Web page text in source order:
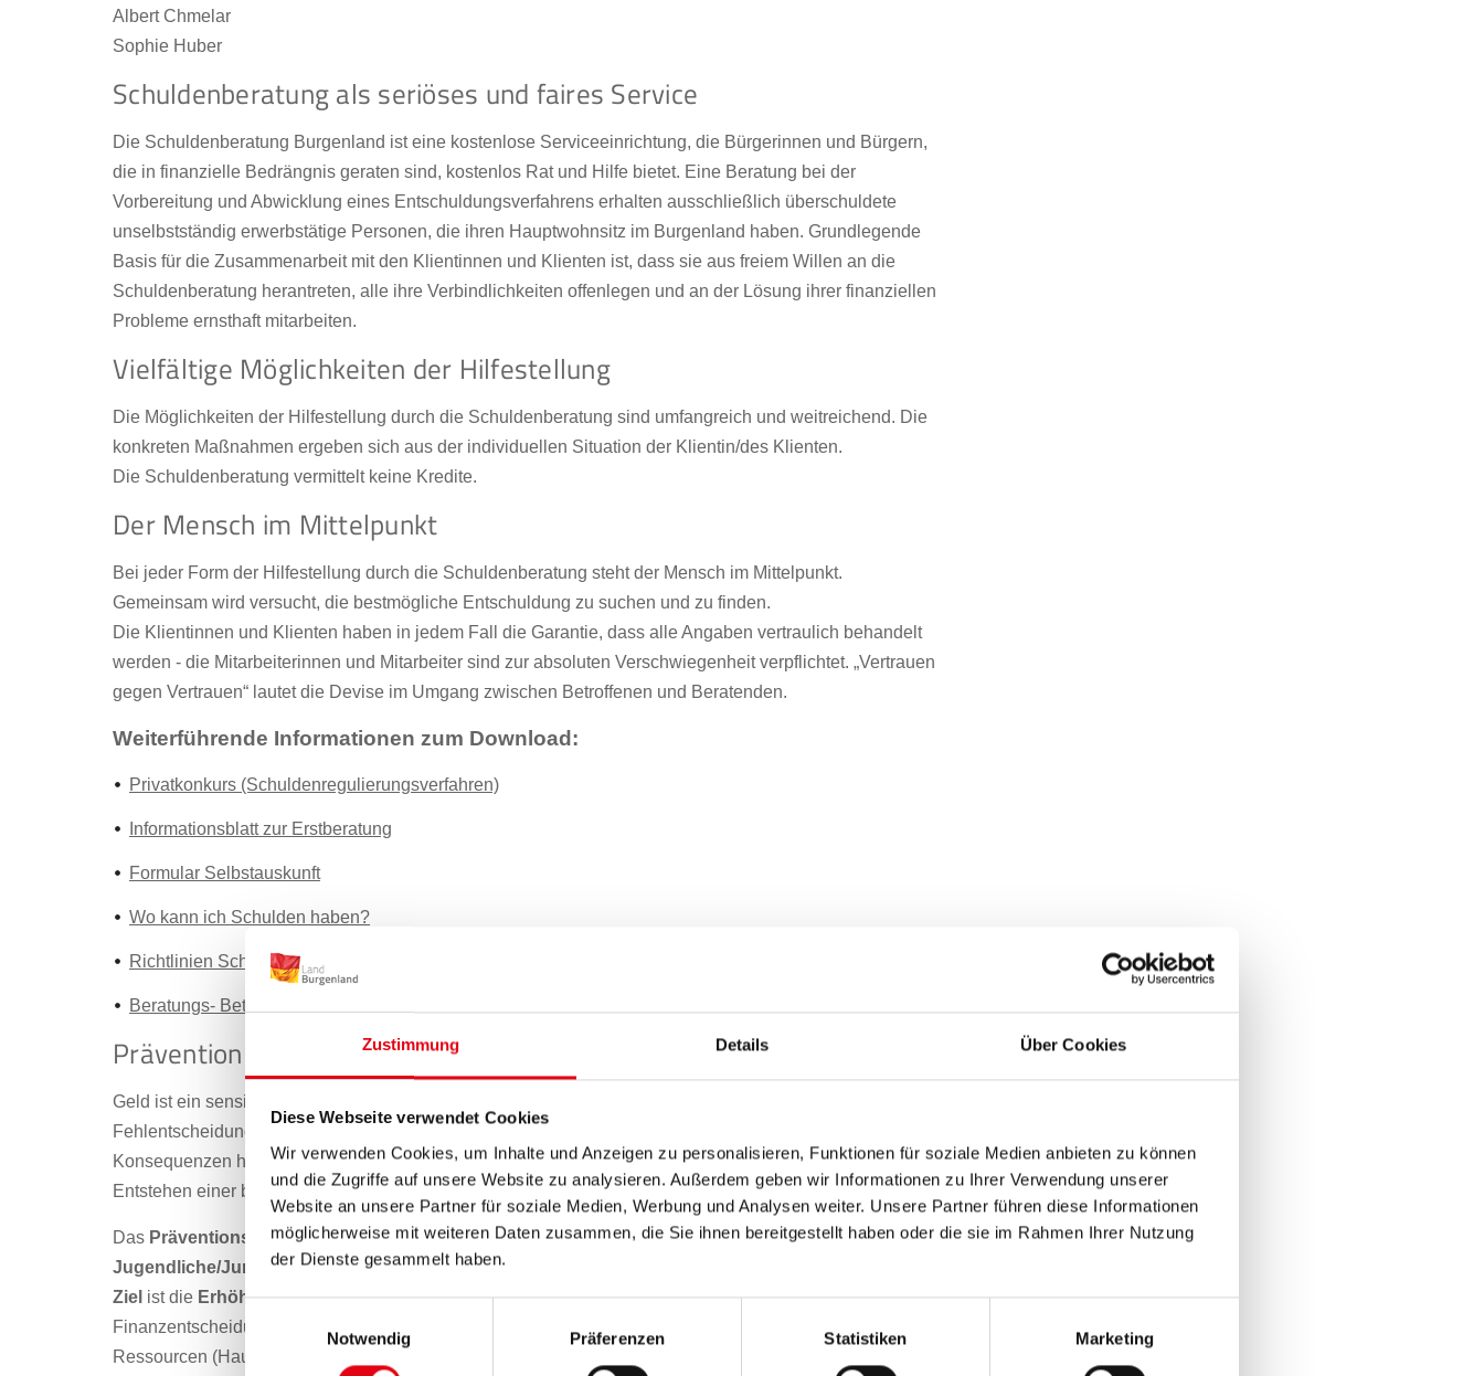
Zustimmung Details Über Cookies
Diese Webseite verwendet Cookies
Wir verwenden Cookies, um Inhalte und Anzeigen zu personalisieren, Funktionen für soziale Medien anbieten zu können
und die Zugriffe auf unsere Website zu analysieren. Außerdem geben wir Informationen zu Ihrer Verwendung unserer
Website an unsere Partner für soziale Medien, Werbung und Analysen weiter. Unsere Partner führen diese Informationen
möglicherweise mit weiteren Daten zusammen, die Sie ihnen bereitgestellt haben oder die sie im Rahmen Ihrer Nutzung
der Dienste gesammelt haben.
Notwendig
Präferenzen Statistiken Marketing
Albert Chmelar
Sophie Huber
Schuldenberatung als seriöses und faires Service
Die Schuldenberatung Burgenland ist eine kostenlose Serviceeinrichtung, die Bürgerinnen und Bürgern,
die in finanzielle Bedrängnis geraten sind, kostenlos Rat und Hilfe bietet. Eine Beratung bei der
Vorbereitung und Abwicklung eines Entschuldungsverfahrens erhalten ausschließlich überschuldete
unselbstständig erwerbstätige Personen, die ihren Hauptwohnsitz im Burgenland haben. Grundlegende
Basis für die Zusammenarbeit mit den Klientinnen und Klienten ist, dass sie aus freiem Willen an die
Schuldenberatung herantreten, alle ihre Verbindlichkeiten offenlegen und an der Lösung ihrer finanziellen
Probleme ernsthaft mitarbeiten.
Vielfältige Möglichkeiten der Hilfestellung
Die Möglichkeiten der Hilfestellung durch die Schuldenberatung sind umfangreich und weitreichend. Die
konkreten Maßnahmen ergeben sich aus der individuellen Situation der Klientin/des Klienten.
Die Schuldenberatung vermittelt keine Kredite.
Der Mensch im Mittelpunkt
Bei jeder Form der Hilfestellung durch die Schuldenberatung steht der Mensch im Mittelpunkt.
Gemeinsam wird versucht, die bestmögliche Entschuldung zu suchen und zu finden.
Die Klientinnen und Klienten haben in jedem Fall die Garantie, dass alle Angaben vertraulich behandelt
werden - die Mitarbeiterinnen und Mitarbeiter sind zur absoluten Verschwiegenheit verpflichtet. „Vertrauen
gegen Vertrauen“ lautet die Devise im Umgang zwischen Betroffenen und Beratenden.
Weiterführende Informationen zum Download:
Privatkonkurs (Schuldenregulierungsverfahren)
Informationsblatt zur Erstberatung
Formular Selbstauskunft
Wo kann ich Schulden haben?
Richtlinien Schuldenberatung Burgenland
Beratungs- Betreuungs- Mitwirkungs- sowie Datenschutzvereinbarung
Prävention – Finanzführerschein und kostenlose Workshops
Geld ist ein sensibles und wichtiges Thema. Mangelndes Wissen und vermeintlich kleine
Fehlentscheidungen im Umgang mit den persönlichen Finanzen können weitreichende und langjährige
Konsequenzen haben. Finanzbildung hilft, den Überblick über das eigene Geld zu behalten und so das
Entstehen einer belastenden Schuldensituation zu vermeiden.
Das Präventionsangebotder Schuldenberatung Burgenland umfasst sowohl „Finanzbildung für
Jugendliche/Junge Erwachsene“ als auch „Finanzworkshops für Erwachsene
Ziel ist die Erhöhung der Finanzkompetenzendurch Vermittlung von Wissen für bewusstere
Finanzentscheidungen und Methoden für einem verbesserten Umgang mit den eigenen finanziellen
Ressourcen (Haushaltsbudget). Weiters wird ein Überblick über die möglichen Wege aus einer